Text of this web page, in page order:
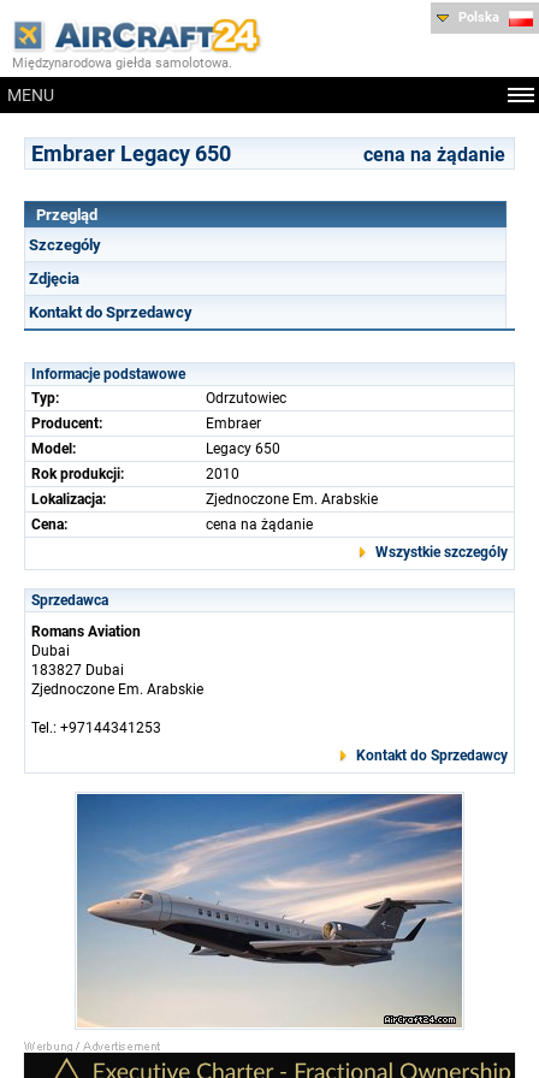
Międzynarodowa giełda samolotowa.
MENU
Polska
Embraer Legacy 650 cena na żądanie
Przegląd
Szczególy
Zdjęcia
Kontakt do Sprzedawcy
Informacje podstawowe
Typ:
Odrzutowiec
Producent:
Embraer
Model:
Legacy 650
Rok produkcji:
2010
Lokalizacja:
Zjednoczone Em. Arabskie
Cena:
cena na żądanie
Wszystkie szczególy
Sprzedawca
Romans Aviation
Dubai
183827 Dubai
Zjednoczone Em. Arabskie
Tel.: +97144341253
Kontakt do Sprzedawcy